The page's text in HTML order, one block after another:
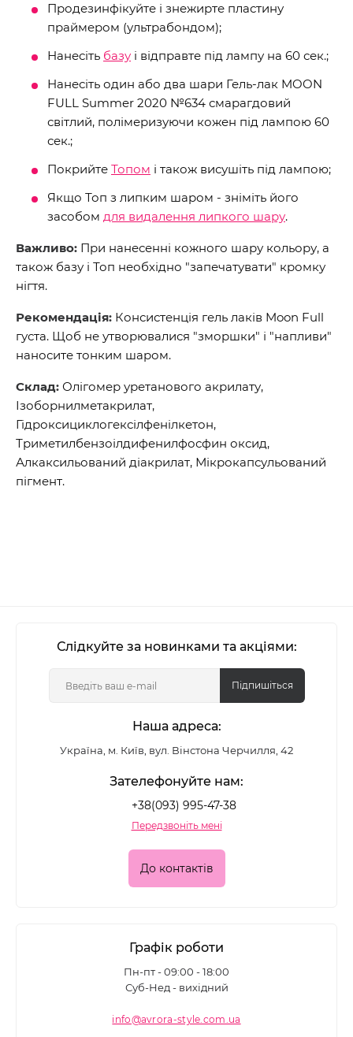
Продезинфікуйте і знежирте пластину
праймером (ультрабондом);
Нанесіть базу і відправте під лампу на 60 сек.;
Нанесіть один або два шари Гель-лак MOON
FULL Summer 2020 №634 смарагдовий
світлий, полімеризуючи кожен під лампою 60
сек.;
Покрийте Топом і також висушіть під лампою;
Якщо Топ з липким шаром - зніміть його
засобом для видалення липкого шару.
Важливо: При нанесенні кожного шару кольору, а
також базу і Топ необхідно "запечатувати" кромку
нігтя.
Рекомендація: Консистенція гель лаків Moon Full
густа. Щоб не утворювалися "зморшки" і "напливи"
наносите тонким шаром.
Склад: Олігомер уретанового акрилату,
Ізоборнилметакрилат,
Гідроксициклогексілфенілкетон,
Триметилбензоілдифенилфосфин оксид,
Алкаксильований діакрилат, Мікрокапсульований
пігмент.
Слідкуйте за новинками та акціями:
Підпишіться
Наша адреса:
Україна, м. Київ, вул. Вінстона Черчилля, 42
Зателефонуйте нам:
+38(093) 995-47-38
Передзвоніть мені
До контактів
Графік роботи
Пн-пт - 09:00 - 18:00
Суб-Нед - вихідний
info@avrora-style.com.ua